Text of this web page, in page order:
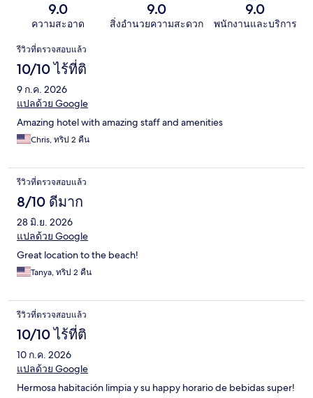
9.0
ความสะอาด
9.0
สิ่งอำนวยความสะดวก
9.0
พนักงานและบริการ
รีวิว
รีวิวที่ตรวจสอบแล้ว
10/10 ไร้ที่ติ
9 ก.ค. 2026
แปลด้วย Google
Amazing hotel with amazing staff and amenities
Chris, ทริป 2 คืน
รีวิวที่ตรวจสอบแล้ว
8/10 ดีมาก
28 มิ.ย. 2026
แปลด้วย Google
Great location to the beach!
Tanya, ทริป 2 คืน
รีวิวที่ตรวจสอบแล้ว
10/10 ไร้ที่ติ
10 ก.ค. 2026
แปลด้วย Google
Hermosa habitación limpia y su happy horario de bebidas super!